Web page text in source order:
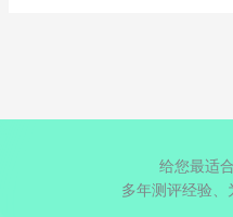
给您最适
多年测评经验、